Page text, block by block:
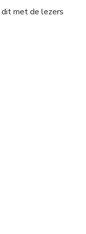
met de lezers